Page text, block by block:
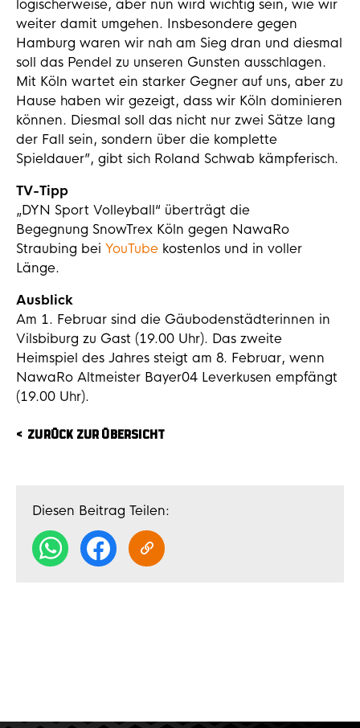
logischerweise, aber nun wird wichtig sein, wie wir
weiter damit umgehen. Insbesondere gegen
Hamburg waren wir nah am Sieg dran und diesmal
soll das Pendel zu unseren Gunsten ausschlagen.
Mit Köln wartet ein starker Gegner auf uns, aber zu
Hause haben wir gezeigt, dass wir Köln dominieren
können. Diesmal soll das nicht nur zwei Sätze lang
der Fall sein, sondern über die komplette
Spieldauer”, gibt sich Roland Schwab kämpferisch.
TV-Tipp
„DYN Sport Volleyball“ überträgt die
Begegnung SnowTrex Köln gegen NawaRo
Straubing bei YouTube kostenlos und in voller
Länge.
Ausblick
Am 1. Februar sind die Gäubodenstädterinnen in
Vilsbiburg zu Gast (19.00 Uhr). Das zweite
Heimspiel des Jahres steigt am 8. Februar, wenn
NawaRo Altmeister Bayer04 Leverkusen empfängt
(19.00 Uhr).
ZURÜCK ZUR ÜBERSICHT
Diesen Beitrag Teilen: